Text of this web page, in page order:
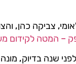
צביקה כהן,
– המטה לקידום